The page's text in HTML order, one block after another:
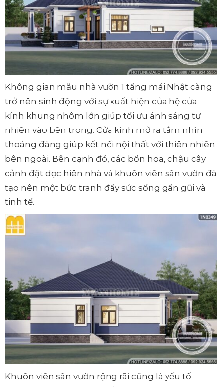
Không gian mẫu nhà vườn 1 tầng mái Nhật càng
trở nên sinh động với sự xuất hiện của hệ cửa
kính khung nhôm lớn giúp tối ưu ánh sáng tự
nhiên vào bên trong. Cửa kính mở ra tầm nhìn
thoáng đãng giúp kết nối nội thất với thiên nhiên
bên ngoài. Bên cạnh đó, các bồn hoa, chậu cây
cảnh đặt dọc hiên nhà và khuôn viên sân vườn đã
tạo nên một bức tranh đầy sức sống gần gũi và
tinh tế.
Khuôn viên sân vườn rộng rãi cũng là yếu tố